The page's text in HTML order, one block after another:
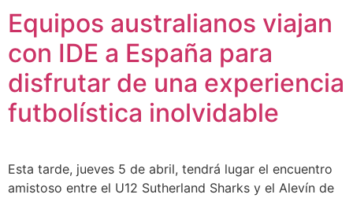
Equipos australianos viajan
con IDE a España para
disfrutar de una experiencia
futbolística inolvidable
Esta tarde, jueves 5 de abril, tendrá lugar el encuentro
amistoso entre el U12 Sutherland Sharks y el Alevín de